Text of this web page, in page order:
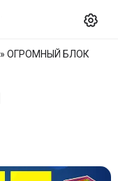
» ОГРОМНЫЙ БЛОК